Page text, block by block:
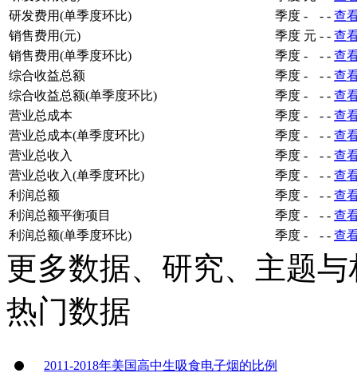
研发费用(单季度环比)
季度 - - - 查
销售费用(元)
季度 元 - - 查
销售费用(单季度环比)
季度 - - - 查
综合收益总额
季度 - - - 查
综合收益总额(单季度环比)
季度 - - - 查
营业总成本
季度 - - - 查
营业总成本(单季度环比)
季度 - - - 查
营业总收入
季度 - - - 查
营业总收入(单季度环比)
季度 - - - 查
利润总额
季度 - - - 查
利润总额平衡项目
季度 - - - 查
利润总额(单季度环比)
季度 - - - 查
更多数据、研究、主题
热门数据
2011-2018年美国高中生吸食电子烟的比例